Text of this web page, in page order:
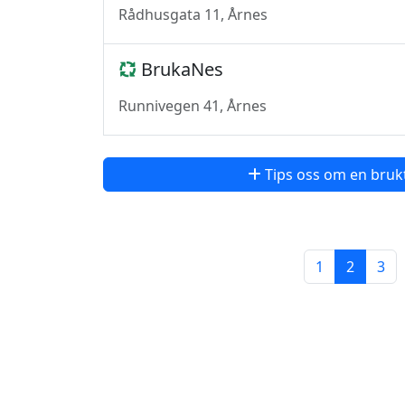
Rådhusgata 11, Årnes
BrukaNes
Runnivegen 41, Årnes
Tips oss om en
1 2 3